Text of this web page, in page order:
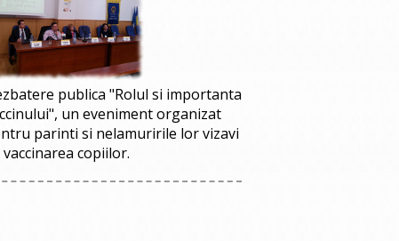
publica "Rolul si importanta
un eveniment organizat
parinti si nelamuririle lor vizavi
vaccinarea copiilor.